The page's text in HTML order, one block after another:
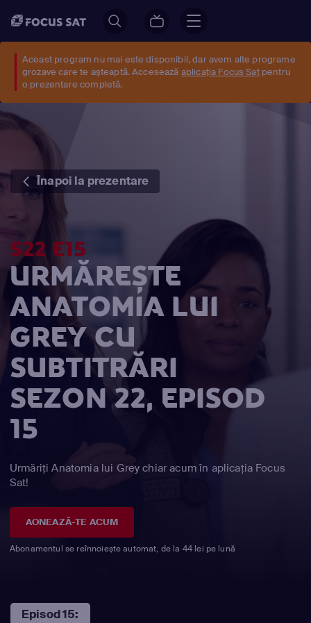
Aceast program nu mai este disponibil, dar avem alte programe
grozave care te așteaptă. Accesează aplicația Focus Satpentru
o prezentare completă.
Înapoi la prezentare
S22 E15
URMĂREȘTE
ANATOMIA LUI
GREY CU
SUBTITRĂRI
SEZON 22, EPISOD
15
Urmăriți Anatomia lui Grey chiar acum în aplicația Focus
Sat!
AONEAZĂ-TE ACUM
Abonamentul se reînnoiește automat, de la 44 lei pe lună
Episod 15: